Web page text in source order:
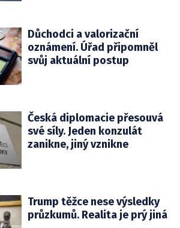
Důchodci a valorizační
oznámení. Úřad připomněl
svůj aktuální postup
Česká diplomacie přesouvá
své síly. Jeden konzulát
zanikne, jiný vznikne
Trump těžce nese výsledky
průzkumů. Realita je prý jiná